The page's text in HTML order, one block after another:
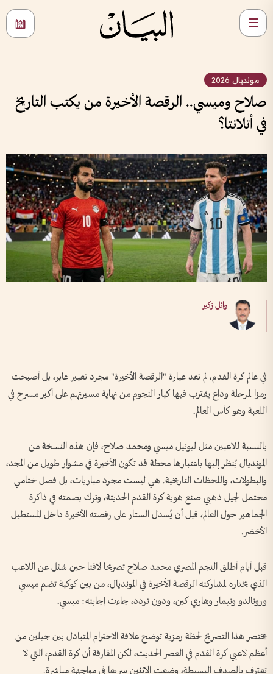
مونديال 2026
صلاح وميسي.. الرقصة الأخيرة من يكتب التاريخ
في أتلانتا؟
وائل زكير
في عالم كرة القدم، لم تعد عبارة "الرقصة الأخيرة" مجرد تعبير عابر، بل أصبحت
رمزا لمرحلة وداع يقترب فيها كبار النجوم من نهاية مسيرتهم على أكبر مسرح في
اللعبة وهو كأس العالم.
بالنسبة للاعبين مثل ليونيل ميسي ومحمد صلاح، فإن هذه النسخة من
المونديال يُنظر إليها باعتبارها محطة قد تكون الأخيرة في مشوار طويل من المجد،
والبطولات، واللحظات التاريخية. هي ليست مجرد مباريات، بل فصل ختامي
محتمل لجيل ذهبي صنع هوية كرة القدم الحديثة، وترك بصمته في ذاكرة
الجماهير حول العالم، قبل أن يُسدل الستار على رقصته الأخيرة داخل المستطيل
الأخضر.
قبل أيام أطلق النجم المصري محمد صلاح تصريحا لافتا حين سُئل عن اللاعب
الذي يختاره لمشاركته الرقصة الأخيرة في المونديال، من بين كوكبة تضم ميسي
ورونالدو ونيمار وهاري كين، ودون تردد، جاءت إجابته: ميسي.
يختصر هذا التصريح لحظة رمزية توضح علاقة الاحترام المتبادل بين جيلين من
أعظم لاعبي كرة القدم في العصر الحديث، لكن المفارقة أن كرة القدم، التي لا